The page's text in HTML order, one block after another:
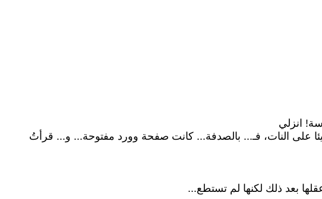
انزلي
على النات، فـ... بالصدفة... كانت صفحة وورد مفتوحة... و... قرأتُ
بعد ذلك لكنها لم تستطع...